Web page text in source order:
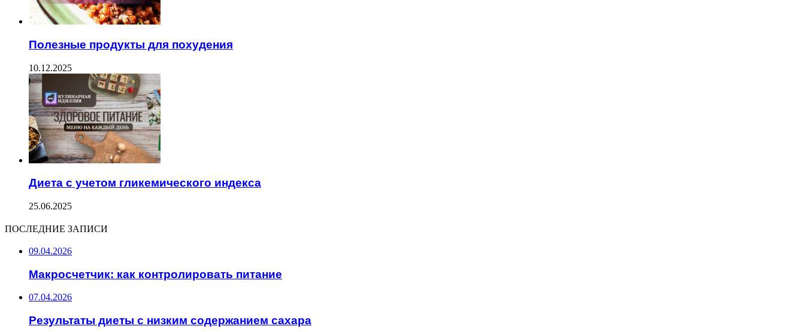
Полезные продукты для похудения
10.12.2025
Диета с учетом гликемического индекса
25.06.2025
ПОСЛЕДНИЕ ЗАПИСИ
09.04.2026
Макросчетчик: как контролировать питание
07.04.2026
Результаты диеты с низким содержанием сахара